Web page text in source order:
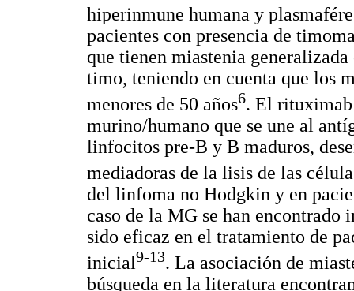
hiperinmune humana y
pacientes con presencia de
que tienen miastenia
timo, teniendo en cuenta que los
menores de 50 años6. El
murino/humano que se une al
linfocitos pre-B y B maduros,
mediadoras de la lisis de las
del linfoma no Hodgkin y en
caso de la MG se han encontrado
sido eficaz en el tratamiento de
inicial9-13. La asociación de
búsqueda en la literatura